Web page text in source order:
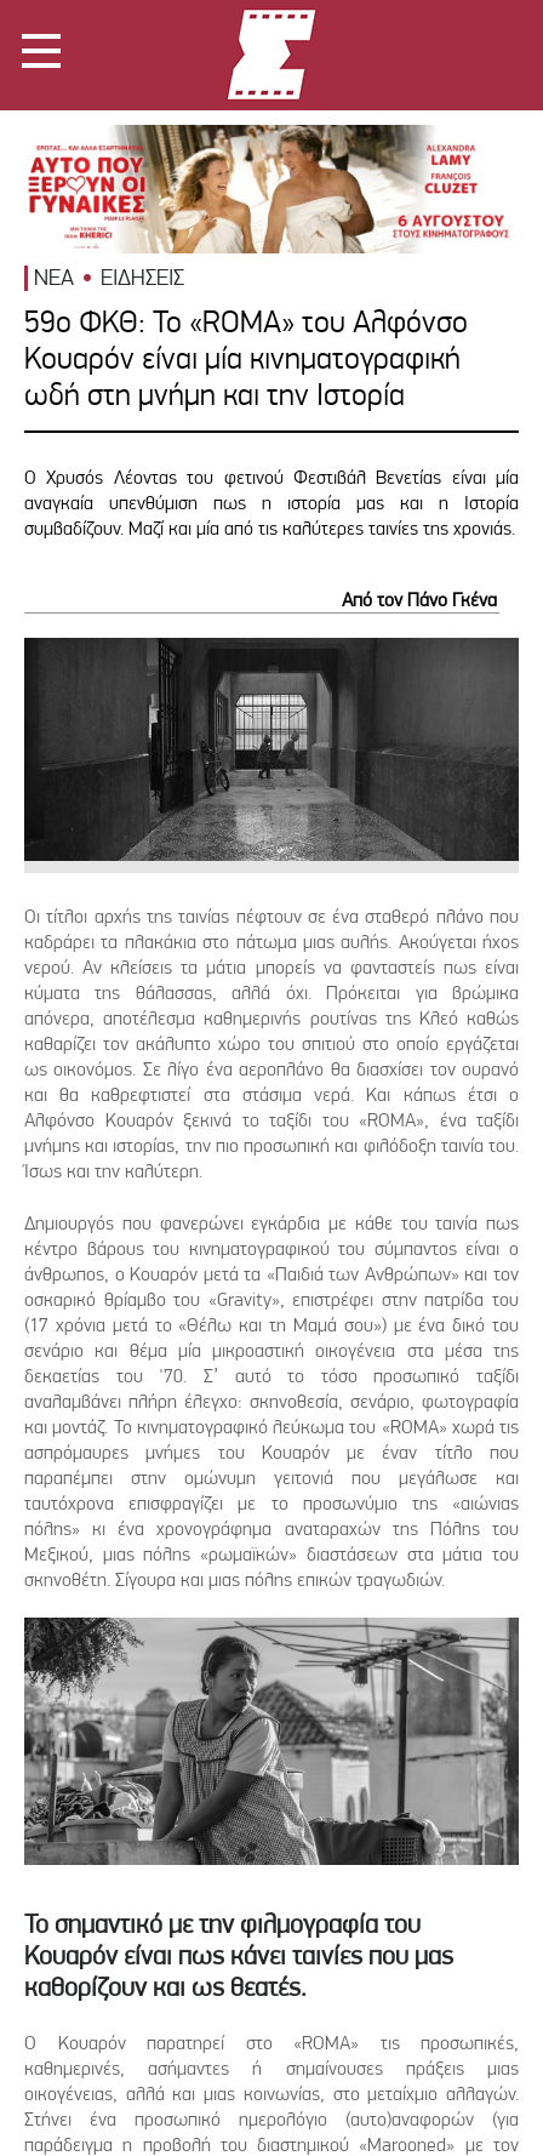
ΝΕΑ ΕΙΔΗΣΕΙΣ
59o ΦΚΘ: Το «ROMA» του Αλφόνσο
Κουαρόν είναι μία κινηματογραφική
ωδή στη μνήμη και την Ιστορία
Ο Χρυσός Λέοντας του φετινού Φεστιβάλ Βενετίας είναι μία
αναγκαία υπενθύμιση πως η ιστορία μας και η Ιστορία
συμβαδίζουν. Μαζί και μία από τις καλύτερες ταινίες της χρονιάς.
Από τον Πάνο Γκένα
Οι τίτλοι αρχής της ταινίας πέφτουν σε ένα σταθερό πλάνο που
καδράρει τα πλακάκια στο πάτωμα μιας αυλής. Ακούγεται ήχος
νερού. Αν κλείσεις τα μάτια μπορείς να φανταστείς πως είναι
κύματα της θάλασσας, αλλά όχι. Πρόκειται για βρώμικα
απόνερα, αποτέλεσμα καθημερινής ρουτίνας της Κλεό καθώς
καθαρίζει τον ακάλυπτο χώρο του σπιτιού στο οποίο εργάζεται
ως οικονόμος. Σε λίγο ένα αεροπλάνο θα διασχίσει τον ουρανό
και θα καθρεφτιστεί στα στάσιμα νερά. Και κάπως έτσι ο
Αλφόνσο Κουαρόν ξεκινά το ταξίδι του «ROMA», ένα ταξίδι
μνήμης και ιστορίας, την πιο προσωπική και φιλόδοξη ταινία του.
Ίσως και την καλύτερη.
Δημιουργός που φανερώνει εγκάρδια με κάθε του ταινία πως
κέντρο βάρους του κινηματογραφικού του σύμπαντος είναι ο
άνθρωπος, ο Κουαρόν μετά τα «Παιδιά των Ανθρώπων» και τον
οσκαρικό θρίαμβο του «Gravity», επιστρέφει στην πατρίδα του
(17 χρόνια μετά το «Θέλω και τη Μαμά σου») με ένα δικό του
σενάριο και θέμα μία μικροαστική οικογένεια στα μέσα της
δεκαετίας του '70. Σ’ αυτό το τόσο προσωπικό ταξίδι
αναλαμβάνει πλήρη έλεγχο: σκηνοθεσία, σενάριο, φωτογραφία
και μοντάζ. Το κινηματογραφικό λεύκωμα του «ROMA» χωρά τις
ασπρόμαυρες μνήμες του Κουαρόν με έναν τίτλο που
παραπέμπει στην ομώνυμη γειτονιά που μεγάλωσε και
ταυτόχρονα επισφραγίζει με το προσωνύμιο της «αιώνιας
πόλης» κι ένα χρονογράφημα αναταραχών της Πόλης του
Μεξικού, μιας πόλης «ρωμαϊκών» διαστάσεων στα μάτια του
σκηνοθέτη. Σίγουρα και μιας πόλης επικών τραγωδιών.
Το σημαντικό με την φιλμογραφία του
Κουαρόν είναι πως κάνει ταινίες που μας
καθορίζουν και ως θεατές.
Ο Κουαρόν παρατηρεί στο «ROMA» τις προσωπικές,
καθημερινές, ασήμαντες ή σημαίνουσες πράξεις μιας
οικογένειας, αλλά και μιας κοινωνίας, στο μεταίχμιο αλλαγών.
Στήνει ένα προσωπικό ημερολόγιο (αυτο)αναφορών (για
παράδειγμα η προβολή του διαστημικού «Marooned» με τον